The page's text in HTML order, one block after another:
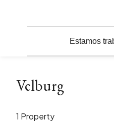
Estamos
Velburg
1 Property